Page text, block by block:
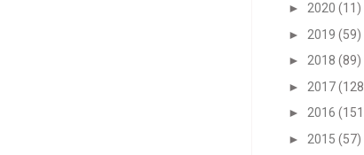
► 2020 (11)
► 2019 (59)
► 2018 (89)
► 2017
► 2016
► 2015 (57)